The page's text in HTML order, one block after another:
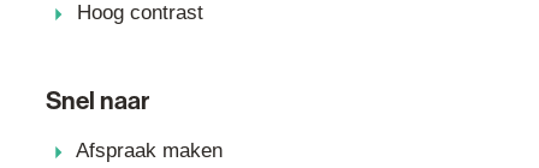
Hoog contrast
Snel naar
Afspraak maken